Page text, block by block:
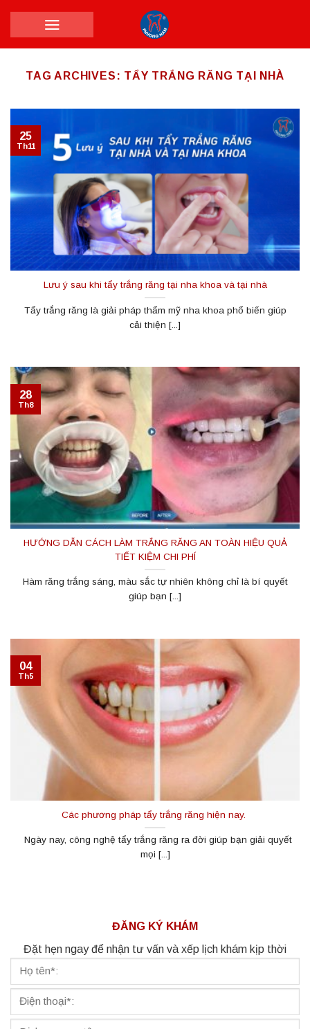
TAG ARCHIVES: TẨY TRẮNG RĂNG TẠI NHÀ
Lưu ý sau khi tẩy trắng răng tại nha khoa và tại nhà
Tẩy trắng răng là giải pháp thẩm mỹ nha khoa phổ biến giúp
cải thiện [...]
25
Th11
HƯỚNG DẪN CÁCH LÀM TRẮNG RĂNG AN TOÀN HIỆU QUẢ
TIẾT KIỆM CHI PHÍ
Hàm răng trắng sáng, màu sắc tự nhiên không chỉ là bí quyết
giúp bạn [...]
28
Th8
Các phương pháp tẩy trắng răng hiện nay.
Ngày nay, công nghệ tẩy trắng răng ra đời giúp bạn giải quyết
mọi [...]
04
Th5
ĐĂNG KÝ KHÁM
Đặt hẹn ngay để nhận tư vấn và xếp lịch khám kịp thời